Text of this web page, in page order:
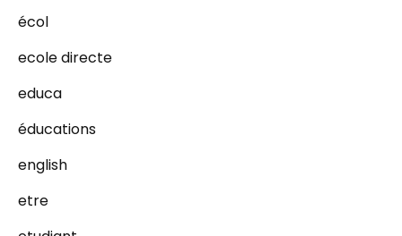
écol
ecole directe
educa
éducations
english
etre